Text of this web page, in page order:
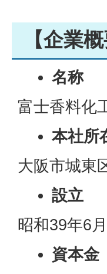
【企業概
名称
富士香料化
本社所
大阪市城東
設立
昭和39年6月
資本金